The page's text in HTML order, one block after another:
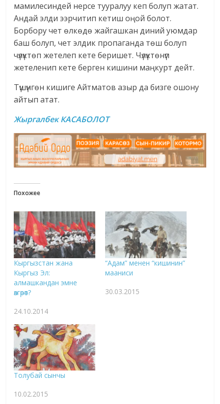
мамилесиндей нерсе тууралуу кеп болуп жатат.
Андай элди ээрчитип кетиш оңой болот.
Борбору чет өлкөдө жайгашкан диний уюмдар
баш болуп, чет элдик пропаганда төш болуп
чүлүктөп жетелеп кете беришет. Чүлүктөнүп
жетеленип кете берген кишини маңкурт дейт.
Түшүнгөн кишиге Айтматов азыр да бизге ошону
айтып атат.
Жыргалбек КАСАБОЛОТ
Похожее
Кыргызстан жана
Кыргыз Эл:
алмашкандан эмне
өзгөрөт?
24.10.2014
“Адам” менен “кишинин”
мааниси
30.03.2015
Толубай сынчы
10.02.2015